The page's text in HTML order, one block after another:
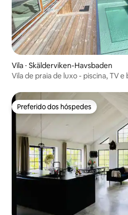
Vila ⋅ Skälderviken-Havsbaden
Vila de praia de luxo - piscina, TV e
Preferido dos hóspedes
Preferido dos hóspedes